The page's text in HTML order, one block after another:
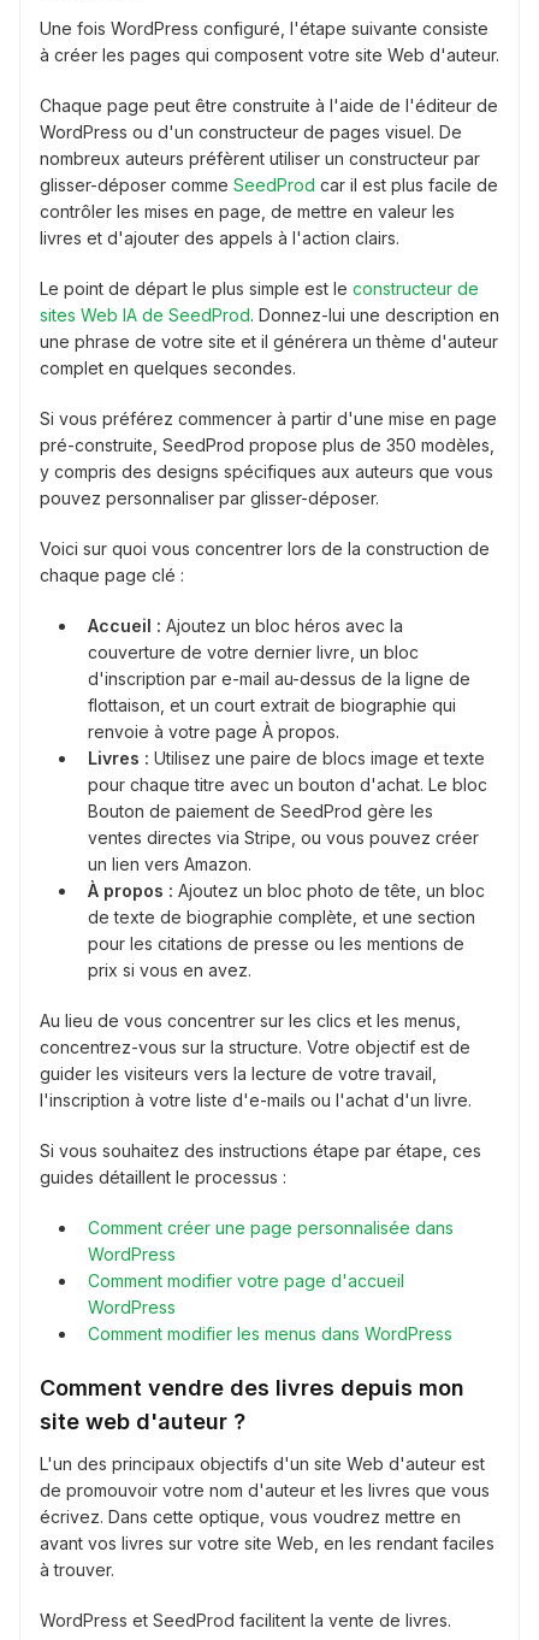
Une fois WordPress configuré, l'étape suivante consiste
à créer les pages qui composent votre site Web d'auteur.
Chaque page peut être construite à l'aide de l'éditeur de
WordPress ou d'un constructeur de pages visuel. De
nombreux auteurs préfèrent utiliser un constructeur par
glisser-déposer comme SeedProd car il est plus facile de
contrôler les mises en page, de mettre en valeur les
livres et d'ajouter des appels à l'action clairs.
Le point de départ le plus simple est le constructeur de
sites Web IA de SeedProd. Donnez-lui une description en
une phrase de votre site et il générera un thème d'auteur
complet en quelques secondes.
Si vous préférez commencer à partir d'une mise en page
pré-construite, SeedProd propose plus de 350 modèles,
y compris des designs spécifiques aux auteurs que vous
pouvez personnaliser par glisser-déposer.
Voici sur quoi vous concentrer lors de la construction de
chaque page clé :
Accueil : Ajoutez un bloc héros avec la
couverture de votre dernier livre, un bloc
d'inscription par e-mail au-dessus de la ligne de
flottaison, et un court extrait de biographie qui
renvoie à votre page À propos.
Livres : Utilisez une paire de blocs image et texte
pour chaque titre avec un bouton d'achat. Le bloc
Bouton de paiement de SeedProd gère les
ventes directes via Stripe, ou vous pouvez créer
un lien vers Amazon.
À propos : Ajoutez un bloc photo de tête, un bloc
de texte de biographie complète, et une section
pour les citations de presse ou les mentions de
prix si vous en avez.
Au lieu de vous concentrer sur les clics et les menus,
concentrez-vous sur la structure. Votre objectif est de
guider les visiteurs vers la lecture de votre travail,
l'inscription à votre liste d'e-mails ou l'achat d'un livre.
Si vous souhaitez des instructions étape par étape, ces
guides détaillent le processus :
Comment créer une page personnalisée dans
WordPress
Comment modifier votre page d'accueil
WordPress
Comment modifier les menus dans WordPress
Comment vendre des livres depuis mon
site web d'auteur ?
L'un des principaux objectifs d'un site Web d'auteur est
de promouvoir votre nom d'auteur et les livres que vous
écrivez. Dans cette optique, vous voudrez mettre en
avant vos livres sur votre site Web, en les rendant faciles
à trouver.
WordPress et SeedProd facilitent la vente de livres.